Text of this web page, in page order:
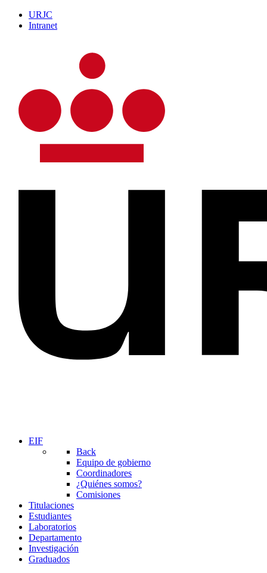
URJC
Intranet
EIF
Back
Equipo de gobierno
Coordinadores
¿Quiénes somos?
Comisiones
Titulaciones
Estudiantes
Laboratorios
Departamento
Investigación
Graduados